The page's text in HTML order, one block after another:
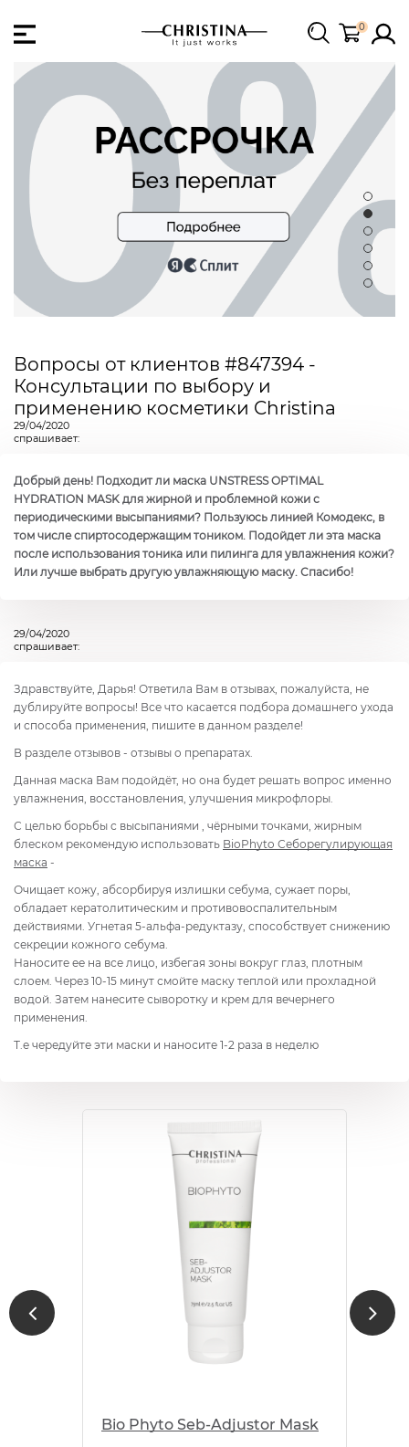
0
Вопросы от клиентов #847394 -
Консультации по выбору и
применению косметики Christina
29/04/2020
спрашивает:
Добрый день! Подходит ли маска UNSTRESS OPTIMAL
HYDRATION MASK для жирной и проблемной кожи с
периодическими высыпаниями? Пользуюсь линией Комодекс, в
том числе спиртосодержащим тоником. Подойдет ли эта маска
после использования тоника или пилинга для увлажнения кожи?
Или лучше выбрать другую увлажняющую маску. Спасибо!
29/04/2020
спрашивает:
Здравствуйте, Дарья! Ответила Вам в отзывах, пожалуйста, не
дублируйте вопросы! Все что касается подбора домашнего ухода
и способа применения, пишите в данном разделе!
В разделе отзывов - отзывы о препаратах.
Данная маска Вам подойдёт, но она будет решать вопрос именно
увлажнения, восстановления, улучшения микрофлоры.
С целью борьбы с высыпаниями , чёрными точками, жирным
блеском рекомендую использовать BioPhyto Себорегулирующая
маска -
Очищает кожу, абсорбируя излишки себума, сужает поры,
обладает кератолитическим и противовоспалительным
действиями. Угнетая 5-альфа-редуктазу, способствует снижению
секреции кожного себума.
Наносите ее на все лицо, избегая зоны вокруг глаз, плотным
слоем. Через 10-15 минут смойте маску теплой или прохладной
водой. Затем нанесите сыворотку и крем для вечернего
применения.
Т.е чередуйте эти маски и наносите 1-2 раза в неделю
Bio Phyto Seb-Adjustor Mask